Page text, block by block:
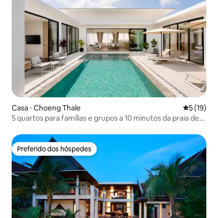
Casa ⋅ Choeng Thale 5 de uma
5 (19)
5 quartos para famílias e grupos a 10 minutos da praia de
Preferido dos hóspedes
Preferido dos hóspedes